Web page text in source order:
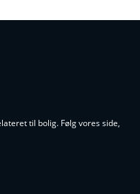
til bolig. Følg vores side,